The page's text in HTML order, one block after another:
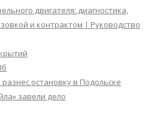
двигателя: диагностика,
и контрактом | Руководство
остановку в Подольске
завели дело